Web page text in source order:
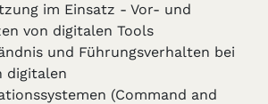
im Einsatz - Vor- und
von digitalen Tools
und Führungsverhalten bei
digitalen
(Command and